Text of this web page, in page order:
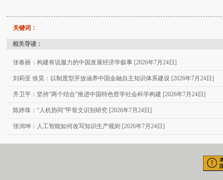
关键词：
相关导读：
张春丽：构建有说服力的中国发展经济学叙事 [2026年7月24日]
刘莉亚 徐昊：以制度型开放涵养中国金融自主知识体系建设 [2026年7月24日]
齐卫平：坚持“两个结合”推进中国特色哲学社会科学构建 [2026年7月24日]
陈婷珠：“人机协同”甲骨文识别研究 [2026年7月24日]
张润坤：人工智能如何改写知识生产规则 [2026年7月24日]